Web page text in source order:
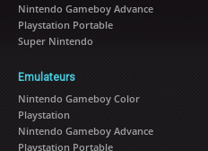
Nintendo Gameboy Advance
Playstation Portable
Super Nintendo
Emulateurs
Nintendo Gameboy Color
Playstation
Nintendo Gameboy Advance
Playstation Portable